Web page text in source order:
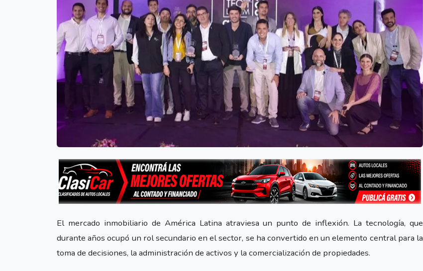
El mercado inmobiliario de América Latina atraviesa un punto de inflexión. La tecnología, que
durante años ocupó un rol secundario en el sector, se ha convertido en un elemento central para la
toma de decisiones, la administración de activos y la comercialización de propiedades.